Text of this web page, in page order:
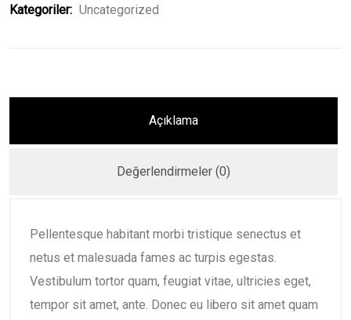
Kategoriler: Uncategorized
Açıklama
Değerlendirmeler (0)
Pellentesque habitant morbi tristique senectus et
netus et malesuada fames ac turpis egestas.
Vestibulum tortor quam, feugiat vitae, ultricies eget,
tempor sit amet, ante. Donec eu libero sit amet quam